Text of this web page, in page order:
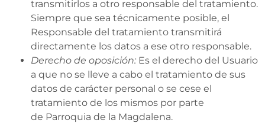
transmitirlos a otro responsable del tratamiento.
Siempre que sea técnicamente posible, el
Responsable del tratamiento transmitirá
directamente los datos a ese otro responsable.
Derecho de oposición: Es el derecho del Usuario
a que no se lleve a cabo el tratamiento de sus
datos de carácter personal o se cese el
tratamiento de los mismos por parte
de Parroquia de la Magdalena.